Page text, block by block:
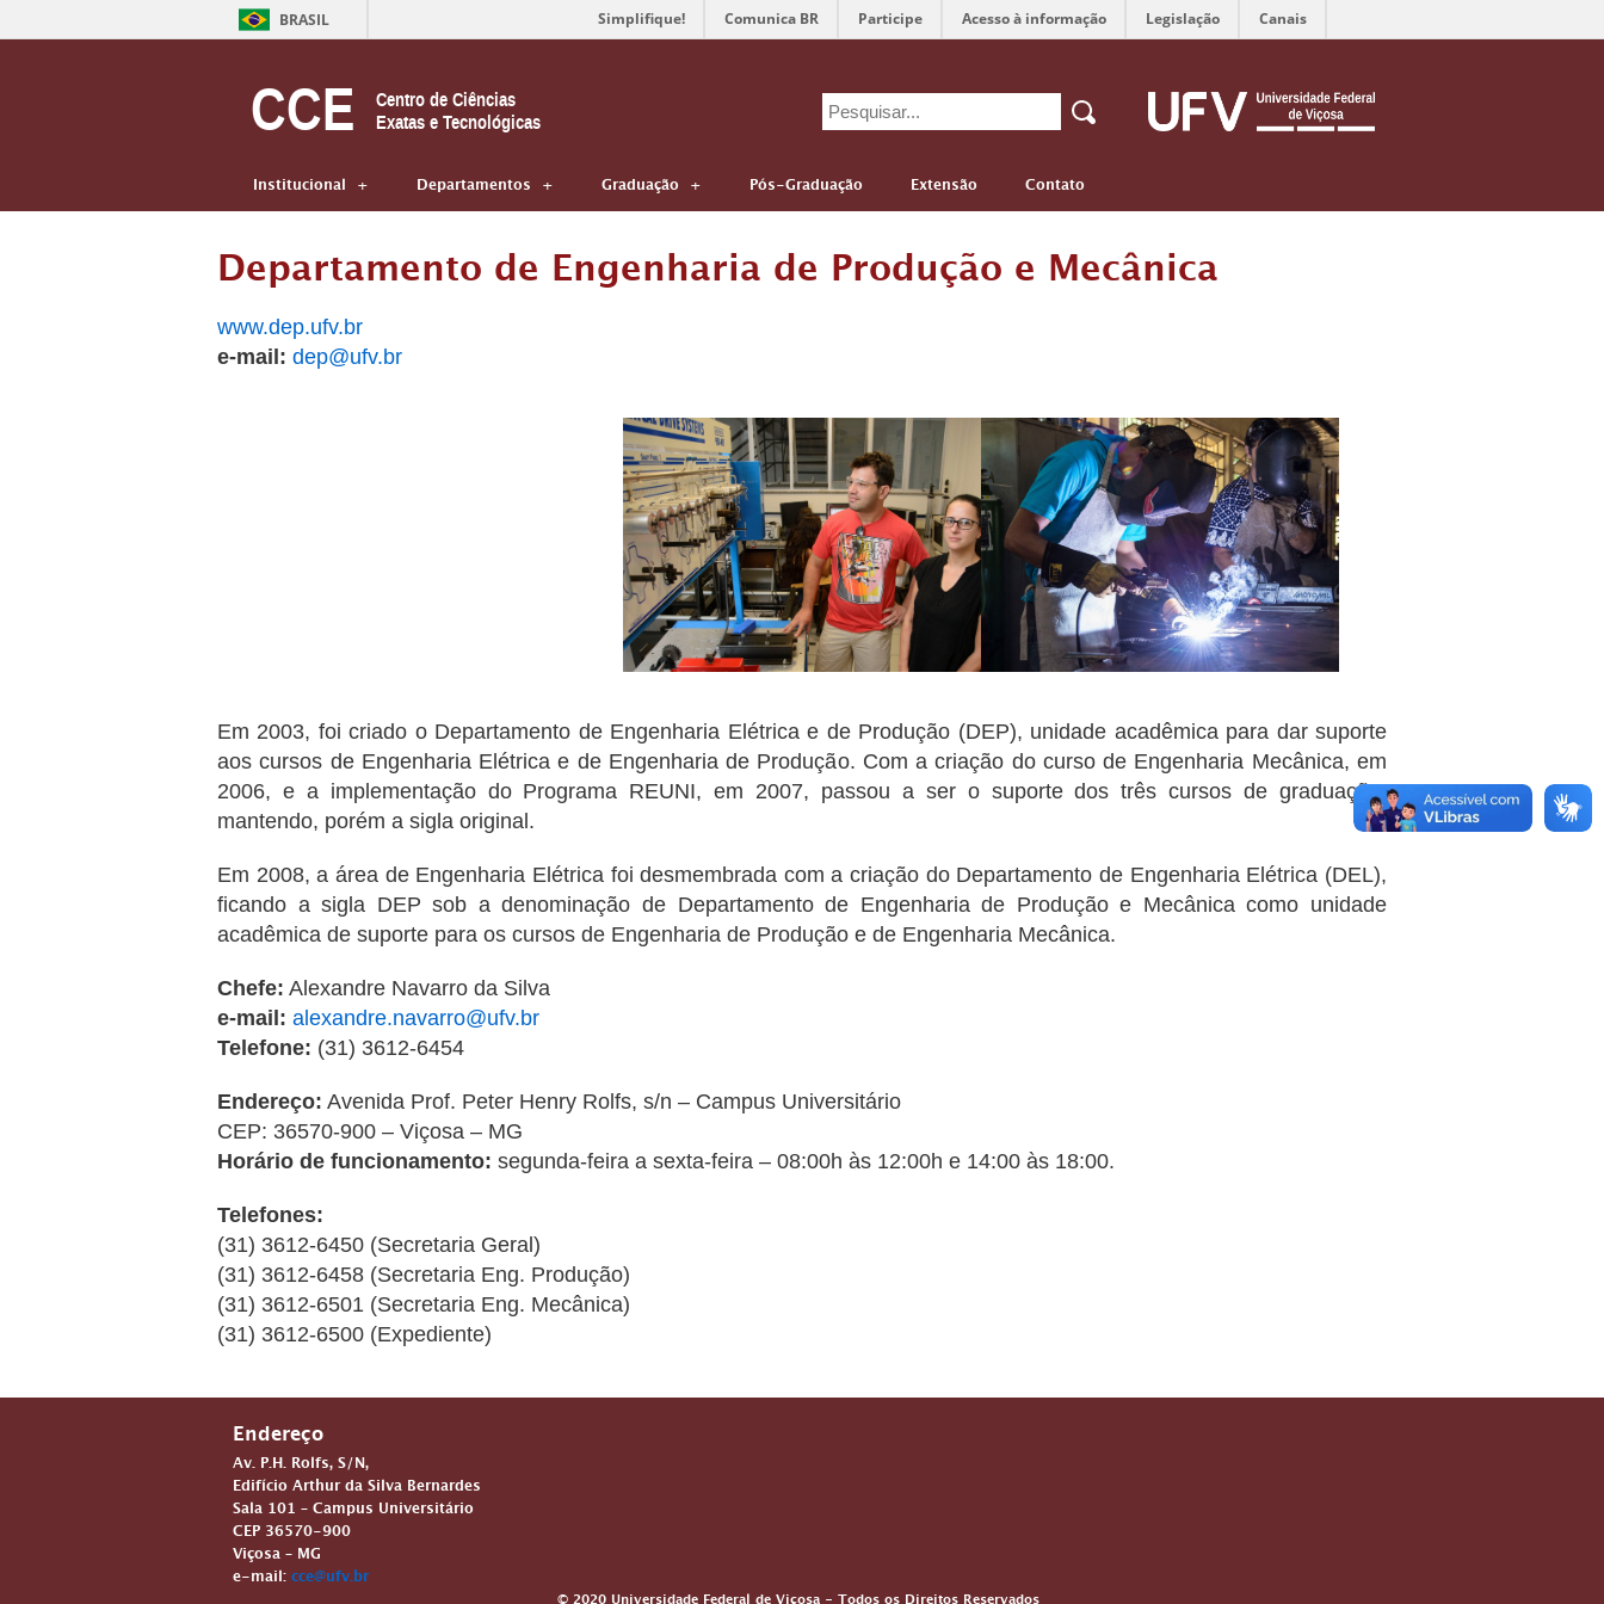
BRASIL Simplifique! Comunica BR Participe Acesso à informação Legislação Canais
CCE
Centro de Ciências
Exatas e Tecnológicas
Search
for:
Institucional Departamentos Graduação Pós-Graduação Extensão Contato
Departamento de Engenharia de Produção e Mecânica
www.dep.ufv.br
e-mail: dep@ufv.br
Em 2003, foi criado o Departamento de Engenharia Elétrica e de Produção (DEP), unidade acadêmica para dar suporte
aos cursos de Engenharia Elétrica e de Engenharia de Produção. Com a criação do curso de Engenharia Mecânica, em
2006, e a implementação do Programa REUNI, em 2007, passou a ser o suporte dos três cursos de graduação,
mantendo, porém a sigla original.
Em 2008, a área de Engenharia Elétrica foi desmembrada com a criação do Departamento de Engenharia Elétrica (DEL),
ficando a sigla DEP sob a denominação de Departamento de Engenharia de Produção e Mecânica como unidade
acadêmica de suporte para os cursos de Engenharia de Produção e de Engenharia Mecânica.
Chefe: Alexandre Navarro da Silva
e-mail: alexandre.navarro@ufv.br
Telefone: (31) 3612-6454
Endereço: Avenida Prof. Peter Henry Rolfs, s/n – Campus Universitário
CEP: 36570-900 – Viçosa – MG
Horário de funcionamento: segunda-feira a sexta-feira – 08:00h às 12:00h e 14:00 às 18:00.
Telefones:
(31) 3612-6450 (Secretaria Geral)
(31) 3612-6458 (Secretaria Eng. Produção)
(31) 3612-6501 (Secretaria Eng. Mecânica)
(31) 3612-6500 (Expediente)
Endereço
Av. P.H. Rolfs, S/N,
Edifício Arthur da Silva Bernardes
Sala 101 – Campus Universitário
CEP 36570-900
Viçosa – MG
e-mail:cce@ufv.br